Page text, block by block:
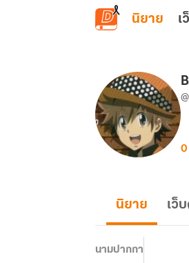
ข้ามไปยังเนื้อหาหลัก
นิยาย เ
0
นิยาย เว็
นามปากกา